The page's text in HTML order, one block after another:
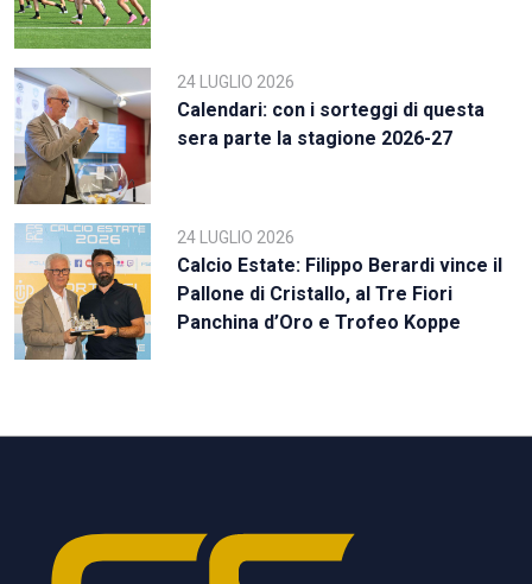
24 LUGLIO 2026
Calendari: con i sorteggi di questa
sera parte la stagione 2026-27
24 LUGLIO 2026
Calcio Estate: Filippo Berardi vince il
Pallone di Cristallo, al Tre Fiori
Panchina d’Oro e Trofeo Koppe